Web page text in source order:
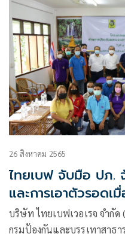
26 สิงหาคม 2565
ไทยเบฟ จับมือ ปภ.
และการเอาตัวรอด
ศักยภาพชุมชนบ้านห้
บริษัท ไทยเบฟเวอเรจ จำกั
กรมป้องกันและบรรเทาสาธ